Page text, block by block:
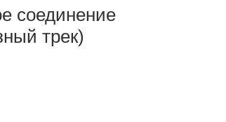
соединение
трек)